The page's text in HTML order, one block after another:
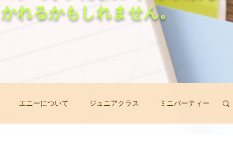
かれるかもしれません。
エニーについて ジュニアクラス ミニパーティー